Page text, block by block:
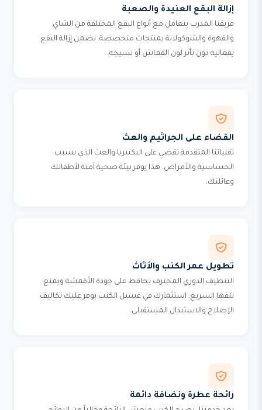
إزالة البقع العنيدة والصعبة
فريقنا المدرب يتعامل مع أنواع البقع المختلفة من الشاي
والقهوة والشوكولاتة بمنتجات متخصصة. نضمن إزالة البقع
بفعالية دون تأثر لون القماش أو نسيجه.
القضاء على الجراثيم والعث
تقنياتنا المتقدمة تقضي على البكتيريا والعث الذي يسبب
الحساسية والأمراض. هذا يوفر بيئة صحية آمنة لأطفالك
وعائلتك.
تطويل عمر الكنب والأثاث
التنظيف الدوري المحترف يحافظ على جودة الأقمشة ويمنع
تلفها السريع. استثمارك في غسيل الكنب يوفر عليك تكاليف
الإصلاح والاستبدال المستقبلي.
رائحة عطرة ونضافة دائمة